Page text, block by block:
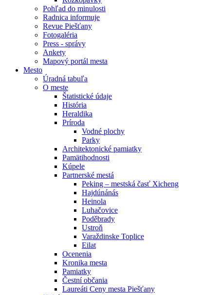
Pohľad do minulosti
Radnica informuje
Revue Piešťany
Fotogaléria
Press - správy
Ankety
Mapový portál mesta
Mesto
Úradná tabuľa
O meste
Štatistické údaje
História
Heraldika
Príroda
Vodné plochy
Parky
Architektonické pamiatky
Pamätihodnosti
Kúpele
Partnerské mestá
Peking – mestská časť Xicheng
Hajdúnánás
Heinola
Luhačovice
Poděbrady
Ustroň
Varaždinske Toplice
Eilat
Ocenenia
Kronika mesta
Pamiatky
Čestní občania
Laureáti Ceny mesta Piešťany